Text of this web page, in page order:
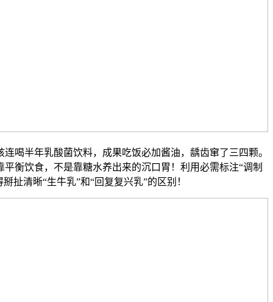
半年乳酸菌饮料，成果吃饭必加酱油，龋齿窜了三四颗。
平衡饮食，不是靠糖水养出来的沉口胃！利用必需标注“调制
扯清晰“生牛乳”和“回复复兴乳”的区别！